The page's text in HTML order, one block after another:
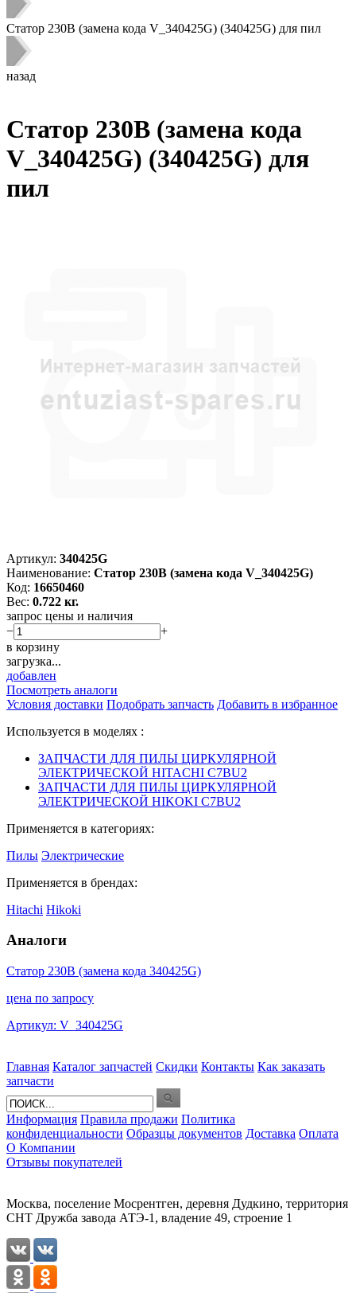
Статор 230В (замена кода V_340425G) (340425G) для пил
назад
Статор 230В (замена кода
V_340425G) (340425G) для
пил
Артикул: 340425G
Наименование: Статор 230В (замена кода V_340425G)
Код: 16650460
Вес: 0.722 кг.
запрос цены и наличия
−
+
в корзину
загрузка...
добавлен
Посмотреть аналоги
Условия доставки Подобрать запчасть Добавить в избранное
Используется в моделях :
ЗАПЧАСТИ ДЛЯ ПИЛЫ ЦИРКУЛЯРНОЙ
ЭЛЕКТРИЧЕСКОЙ HITACHI C7BU2
ЗАПЧАСТИ ДЛЯ ПИЛЫ ЦИРКУЛЯРНОЙ
ЭЛЕКТРИЧЕСКОЙ HIKOKI C7BU2
Применяется в категориях:
Пилы Электрические
Применяется в брендах:
Hitachi Hikoki
Аналоги
Статор 230В (замена кода 340425G)
цена по запросу
Артикул: V_340425G
Главная Каталог запчастей Скидки Контакты Как заказать
запчасти
Информация Правила продажи Политика
конфиденциальности Образцы документов Доставка Оплата
О Компании
Отзывы покупателей
Москва, поселение Мосрентген, деревня Дудкино, территория
СНТ Дружба завода АТЭ-1, владение 49, строение 1